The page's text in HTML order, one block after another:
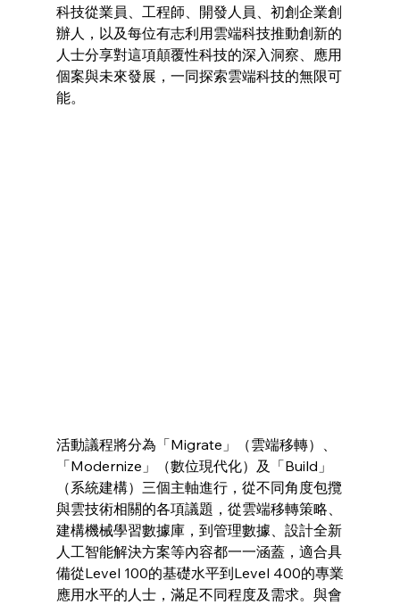
科技從業員、工程師、開發人員、初創企業創
辦人，以及每位有志利用雲端科技推動創新的
人士分享對這項顛覆性科技的深入洞察、應用
個案與未來發展，一同探索雲端科技的無限可
能。
活動議程將分為「Migrate」（雲端移轉）、
「Modernize」（數位現代化）及「Build」
（系統建構）三個主軸進行，從不同角度包攬
與雲技術相關的各項議題，從雲端移轉策略、
建構機械學習數據庫，到管理數據、設計全新
人工智能解決方案等內容都一一涵蓋，適合具
備從Level 100的基礎水平到Level 400的專業
應用水平的人士，滿足不同程度及需求。與會